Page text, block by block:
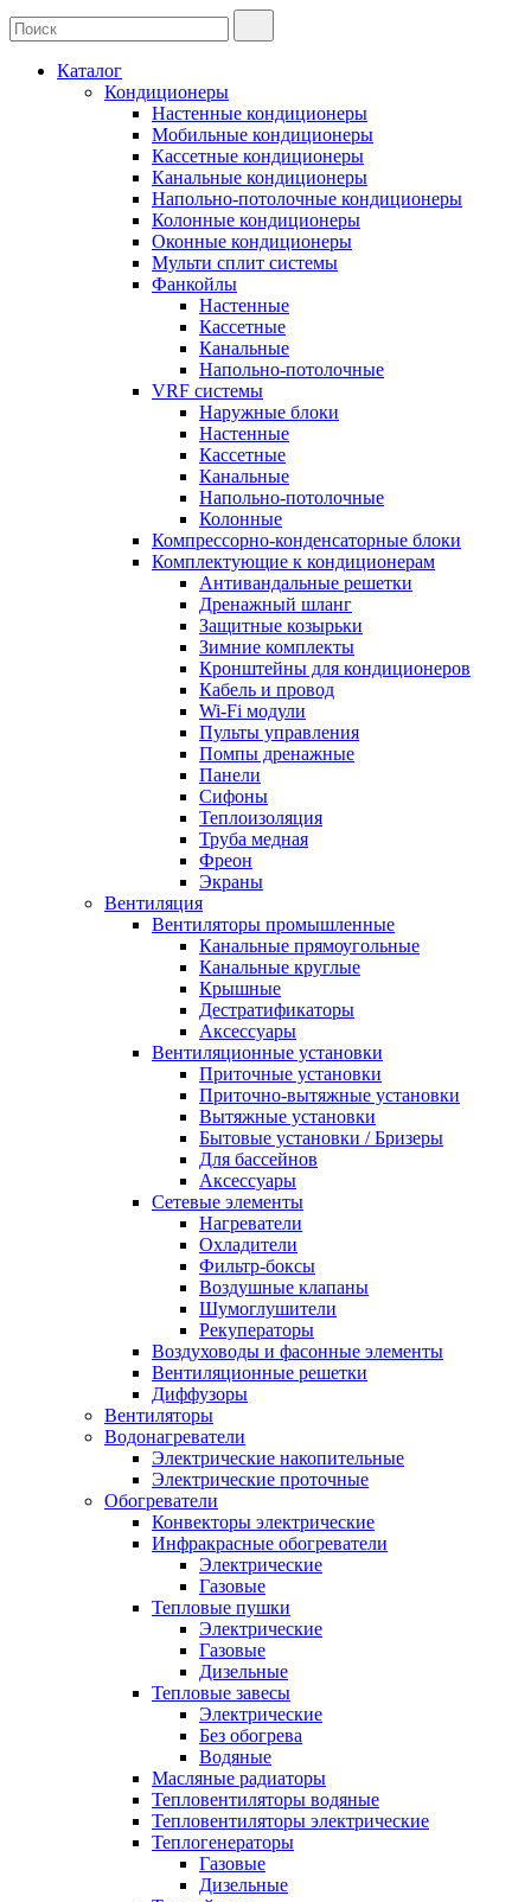
Каталог
Кондиционеры
Настенные кондиционеры
Мобильные кондиционеры
Кассетные кондиционеры
Канальные кондиционеры
Напольно-потолочные кондиционеры
Колонные кондиционеры
Оконные кондиционеры
Мульти сплит системы
Фанкойлы
Настенные
Кассетные
Канальные
Напольно-потолочные
VRF системы
Наружные блоки
Настенные
Кассетные
Канальные
Напольно-потолочные
Колонные
Компрессорно-конденсаторные блоки
Комплектующие к кондиционерам
Антивандальные решетки
Дренажный шланг
Защитные козырьки
Зимние комплекты
Кронштейны для кондиционеров
Кабель и провод
Wi-Fi модули
Пульты управления
Помпы дренажные
Панели
Сифоны
Теплоизоляция
Труба медная
Фреон
Экраны
Вентиляция
Вентиляторы промышленные
Канальные прямоугольные
Канальные круглые
Крышные
Дестратификаторы
Аксессуары
Вентиляционные установки
Приточные установки
Приточно-вытяжные установки
Вытяжные установки
Бытовые установки / Бризеры
Для бассейнов
Аксессуары
Сетевые элементы
Нагреватели
Охладители
Фильтр-боксы
Воздушные клапаны
Шумоглушители
Рекуператоры
Воздуховоды и фасонные элементы
Вентиляционные решетки
Диффузоры
Вентиляторы
Водонагреватели
Электрические накопительные
Электрические проточные
Обогреватели
Конвекторы электрические
Инфракрасные обогреватели
Электрические
Газовые
Тепловые пушки
Электрические
Газовые
Дизельные
Тепловые завесы
Электрические
Без обогрева
Водяные
Масляные радиаторы
Тепловентиляторы водяные
Тепловентиляторы электрические
Теплогенераторы
Газовые
Дизельные